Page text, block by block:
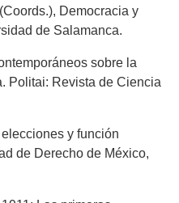
Democracia y
de Salamanca.
sobre la
Politai: Revista de Ciencia
y función
de Derecho de México,